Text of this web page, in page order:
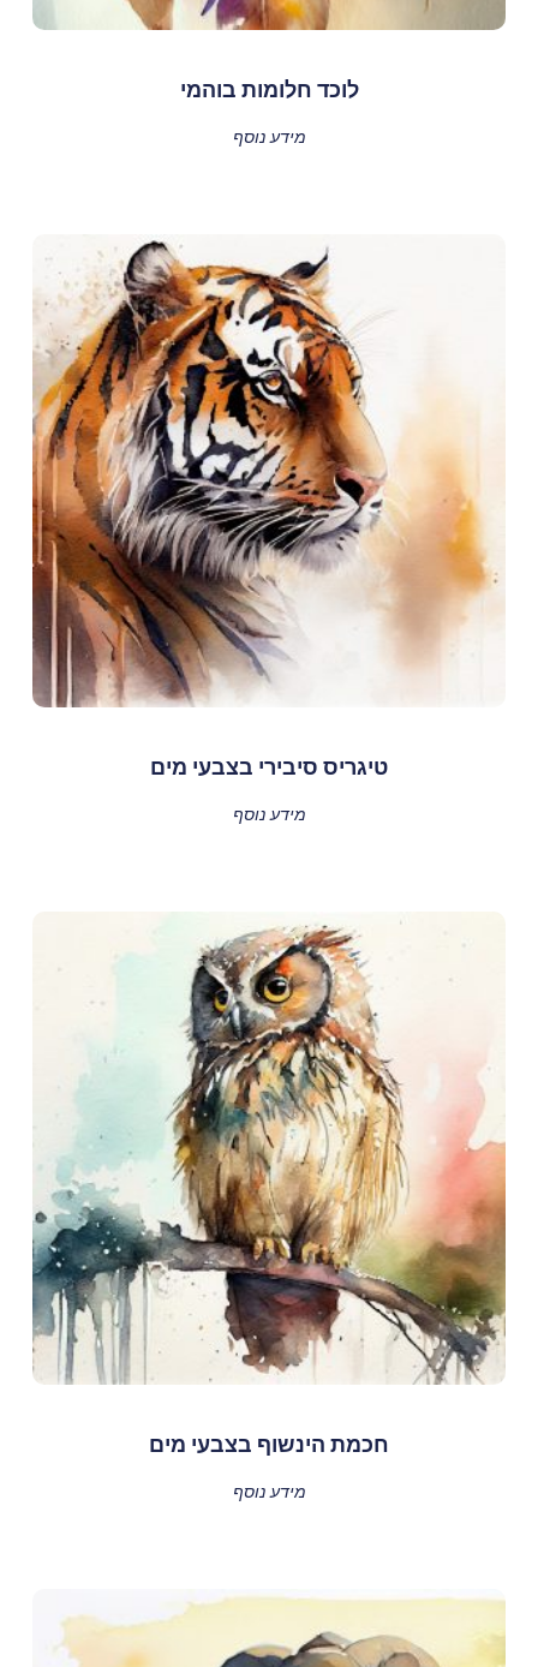
לוכד חלומות בוהמי
מידע נוסף
טיגריס סיבירי בצבעי מים
מידע נוסף
חכמת הינשוף בצבעי מים
מידע נוסף